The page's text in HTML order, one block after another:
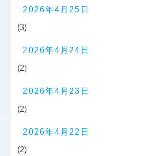
2026年4月25日
(3)
2026年4月24日
(2)
2026年4月23日
(2)
2026年4月22日
(2)